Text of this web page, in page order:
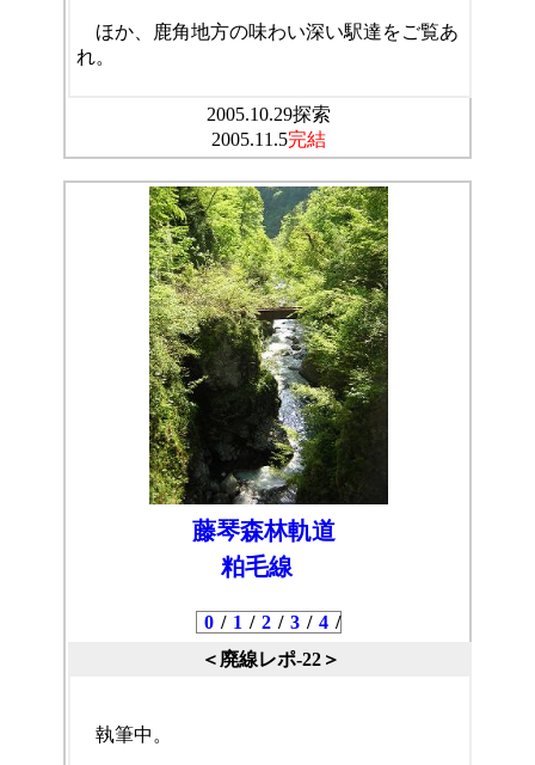
ほか、鹿角地方の味わい深い駅達をご覧あ
れ。
2005.10.29探索
2005.11.5完結
藤琴森林軌道
粕毛線
0 / 1 / 2 / 3 / 4 /
＜廃線レポ-22＞
執筆中。